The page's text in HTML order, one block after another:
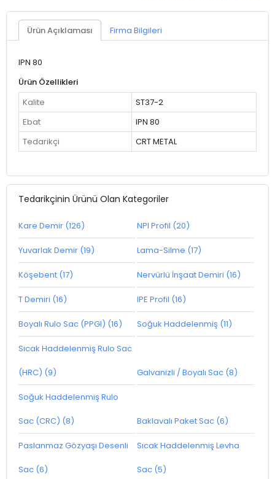
Ürün Açıklaması Firma Bilgileri
IPN 80
Ürün Özellikleri
Kalite
ST37-2
Ebat
IPN 80
Tedarikçi
CRT METAL
Tedarikçinin Ürünü Olan Kategoriler
Kare Demir (126) NPI Profil (20)
Yuvarlak Demir (19) Lama-Silme (17)
Köşebent (17) Nervürlü İnşaat Demiri (16)
T Demiri (16) IPE Profil (16)
Boyalı Rulo Sac (PPGI) (16) Soğuk Haddelenmiş (11)
Sıcak Haddelenmiş Rulo Sac
(HRC) (9) Galvanizli / Boyalı Sac (8)
Soğuk Haddelenmiş Rulo
Sac (CRC) (8) Baklavalı Paket Sac (6)
Paslanmaz Gözyaşı Desenli
Sac (6)
Sıcak Haddelenmiş Levha
Sac (5)